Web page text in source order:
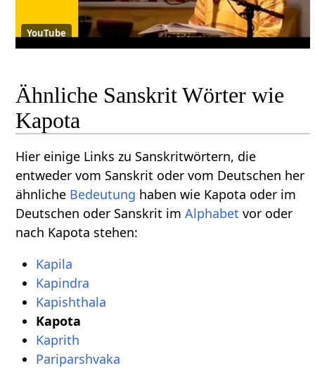
YouTube
Ähnliche Sanskrit Wörter wie
Kapota
Hier einige Links zu Sanskritwörtern, die
entweder vom Sanskrit oder vom Deutschen her
ähnliche Bedeutung haben wie Kapota oder im
Deutschen oder Sanskrit imAlphabet vor oder
nach Kapota stehen:
Kapila
Kapindra
Kapishthala
Kapota
Kaprith
Pariparshvaka